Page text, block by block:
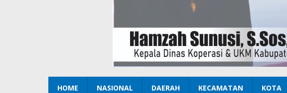
HOME NASIONAL DAERAH KECAMATAN KOTA